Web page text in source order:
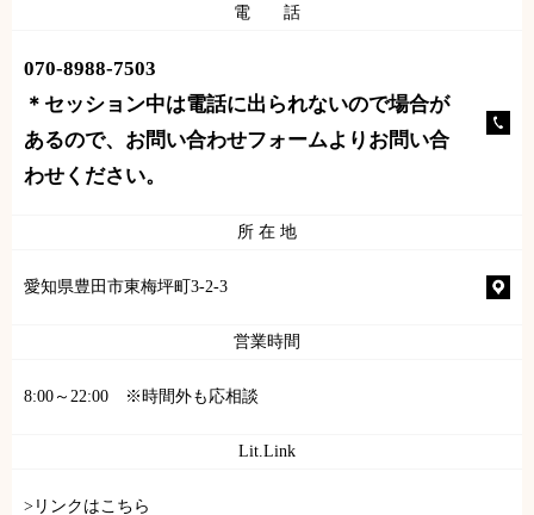
電 話
070-8988-7503
＊セッション中は電話に出られないので場合が
あるので、お問い合わせフォームよりお問い合
わせください。
所 在 地
愛知県豊田市東梅坪町3-2-3
営業時間
8:00～22:00 ※時間外も応相談
Lit.Link
>リンクはこちら